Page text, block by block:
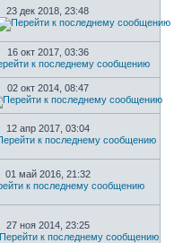
23 дек 2018, 23:48
16 окт 2017, 03:36
02 окт 2014, 08:47
12 апр 2017, 03:04
01 май 2016, 21:32
27 ноя 2014, 23:25